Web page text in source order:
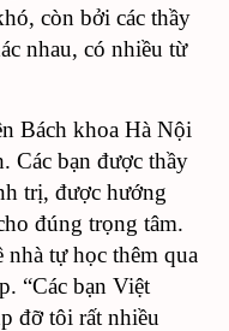
còn bởi các thầy
nhau, có nhiều từ
Bách khoa Hà Nội
Các bạn được thầy
trị, được hướng
đúng trọng tâm.
nhà tự học thêm qua
“Các bạn Việt
đỡ tôi rất nhiều